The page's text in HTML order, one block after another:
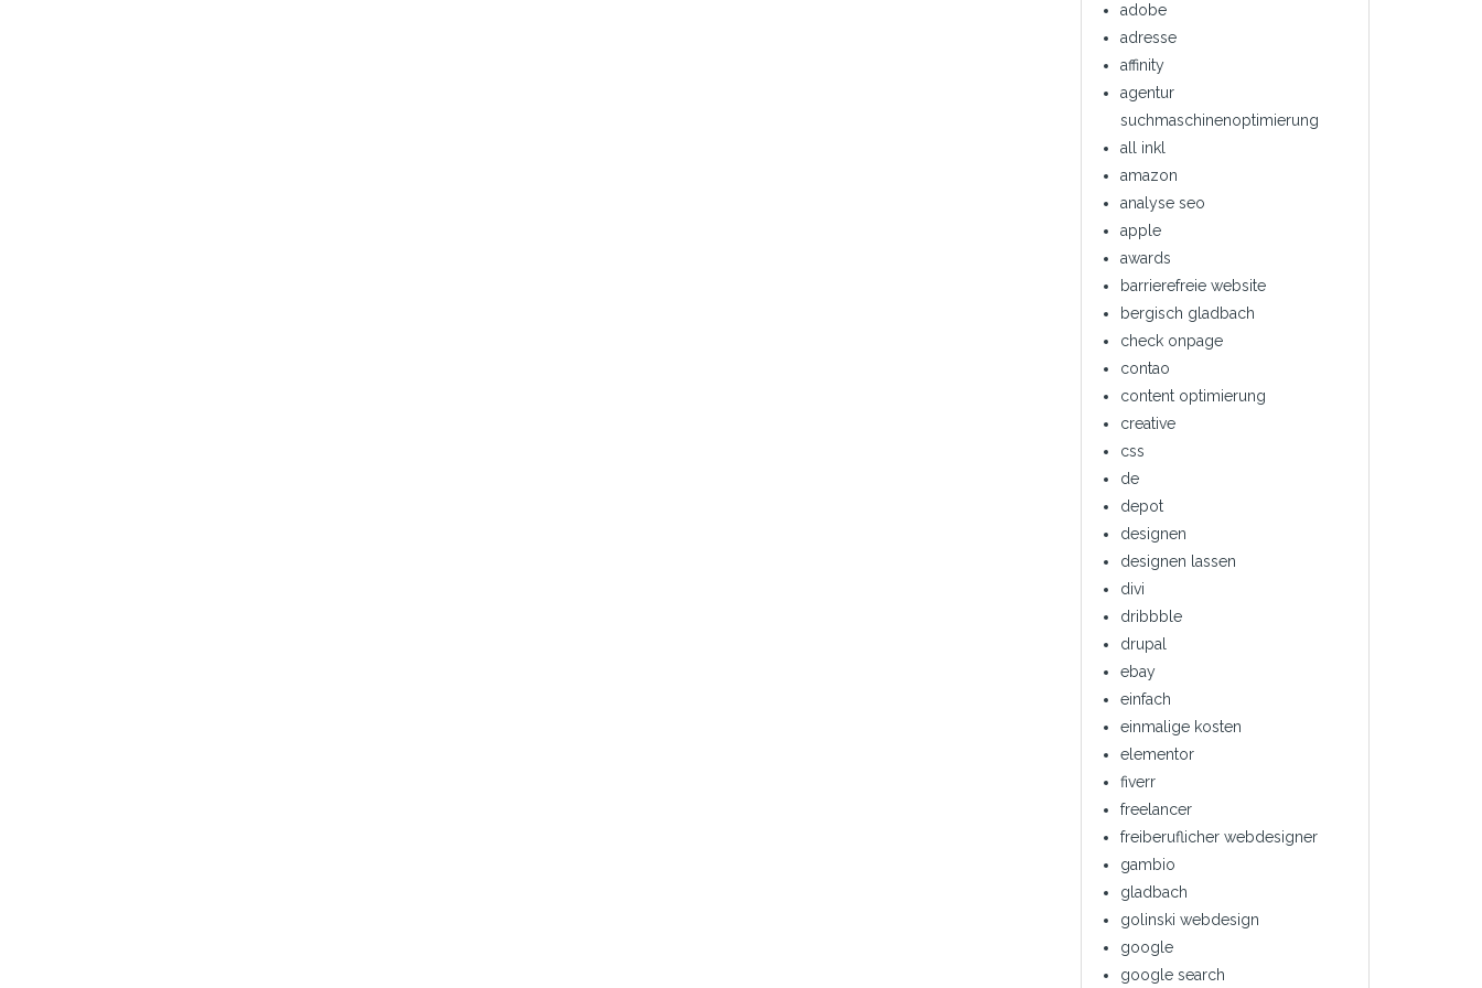
adobe
adresse
affinity
agentur
suchmaschinenoptimierung
all inkl
amazon
analyse seo
apple
awards
barrierefreie website
bergisch gladbach
check onpage
contao
content optimierung
creative
css
de
depot
designen
designen lassen
divi
dribbble
drupal
ebay
einfach
einmalige kosten
elementor
fiverr
freelancer
freiberuflicher webdesigner
gambio
gladbach
golinski webdesign
google
google search